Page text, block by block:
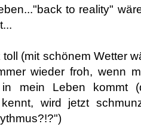
to reality"
toll (mit schönem Wetter
wieder froh, wenn
in mein Leben kommt
kennt, wird jetzt